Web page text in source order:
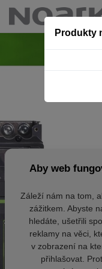
Produkty
Aby web
Záleží nám na tom,
zážitkem. Abyste
hledáte, ušetřili
reklamy na věci,
v zobrazení na
přihlašovat.